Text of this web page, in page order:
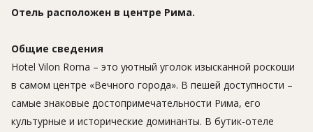
Отель расположен в центре Рима.
Общие сведения
Hotel Vilon Roma – это уютный уголок изысканной роскоши
в самом центре «Вечного города». В пешей доступности –
самые знаковые достопримечательности Рима, его
культурные и исторические доминанты. В бутик-отеле